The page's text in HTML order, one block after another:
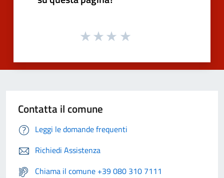
Contatta il comune
Leggi le domande frequenti
Richiedi Assistenza
Chiama il comune +39 080 310 7111